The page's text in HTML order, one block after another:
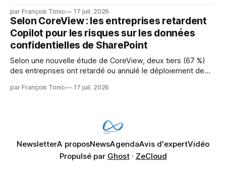
pression sur les usages et l'investissement. Cette pression
révèle un écart entre l'ambition et la préparation.
par François Tonic 17 juil. 2026
Selon CoreView : les entreprises retardent
Copilot pour les risques sur les données
confidentielles de SharePoint
Selon une nouvelle étude de CoreView, deux tiers (67 %)
des entreprises ont retardé ou annulé le déploiement de
données confidentielles de SharePoint. Les trois quarts (75
par François Tonic 17 juil. 2026
NewsletterA proposNewsAgendaAvis d'expertVidéo
Propulsé par Ghost· ZeCloud